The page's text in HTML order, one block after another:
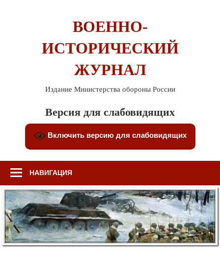
ВОЕННО-
ИСТОРИЧЕСКИЙ
ЖУРНАЛ
Издание Министерства обороны России
Версия для слабовидящих
Включить версию для слабовидящих
НАВИГАЦИЯ